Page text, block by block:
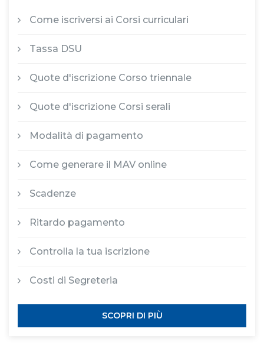
Come iscriversi ai Corsi curriculari
Tassa DSU
Quote d'iscrizione Corso triennale
Quote d'iscrizione Corsi serali
Modalità di pagamento
Come generare il MAV online
Scadenze
Ritardo pagamento
Controlla la tua iscrizione
Costi di Segreteria
SCOPRI DI PIÙ